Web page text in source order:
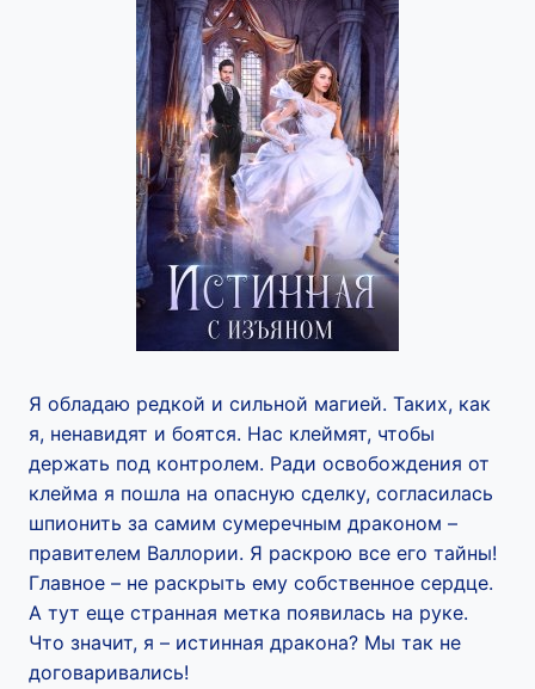
Я обладаю редкой и сильной магией. Таких, как
я, ненавидят и боятся. Нас клеймят, чтобы
держать под контролем. Ради освобождения от
клейма я пошла на опасную сделку, согласилась
шпионить за самим сумеречным драконом –
правителем Валлории. Я раскрою все его тайны!
Главное – не раскрыть ему собственное сердце.
А тут еще странная метка появилась на руке.
Что значит, я – истинная дракона? Мы так не
договаривались!